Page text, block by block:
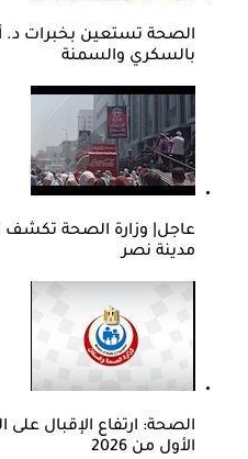
الصحة تستعين بخبرات د.
بالسكري والسمنة
عاجل| وزارة الصحة تكشف
مدينة نصر
الأول من 2026